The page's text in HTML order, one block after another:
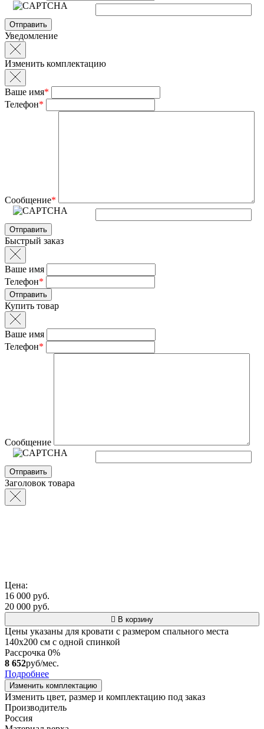
Уведомление
Изменить комплектацию
Ваше имя*
Телефон*
Сообщение*
Быстрый заказ
Ваше имя
Телефон*
Купить товар
Ваше имя
Телефон*
Сообщение
Заголовок товара
Цена:
16 000 руб.
20 000 руб.
В корзину
Цены указаны для кровати с размером спального места
140х200 см с одной спинкой
Рассрочка 0%
8 652руб/мес.
Подробнее
Изменить комплектацию
Изменить цвет, размер и комплектацию под заказ
Производитель
Россия